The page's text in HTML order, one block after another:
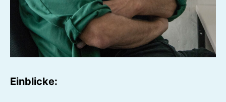
Einblicke: